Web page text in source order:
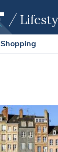
Shopping